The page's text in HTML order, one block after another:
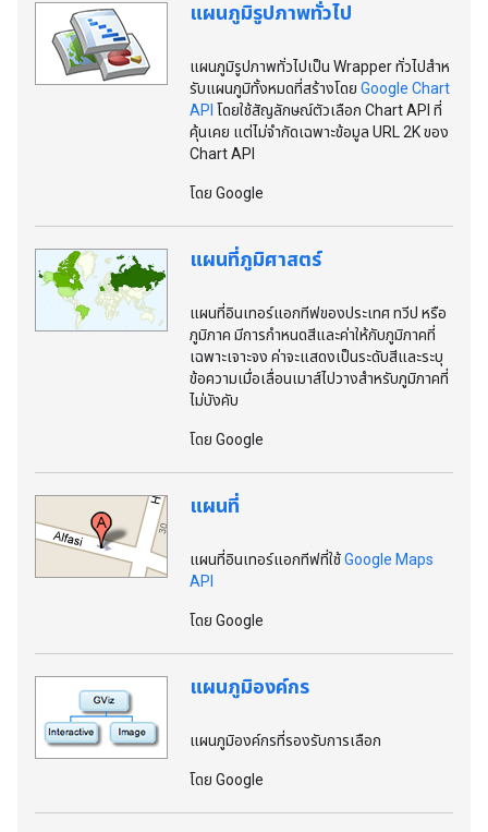
แผนภูมิรูปภาพทั่วไป
แผนภูมิรูปภาพทั่วไปเป็น Wrapper ทั่วไปสําห
รับแผนภูมิทั้งหมดที่สร้างโดย Google Chart
API โดยใช้สัญลักษณ์ตัวเลือก Chart API ที่
คุ้นเคย แต่ไม่จํากัดเฉพาะข้อมูล URL 2K ของ
Chart API
โดย Google
แผนที่ภูมิศาสตร์
แผนที่อินเทอร์แอกทีฟของประเทศ ทวีป หรือ
ภูมิภาค มีการกําหนดสีและค่าให้กับภูมิภาคที่
เฉพาะเจาะจง ค่าจะแสดงเป็นระดับสีและระบุ
ข้อความเมื่อเลื่อนเมาส์ไปวางสําหรับภูมิภาคที่
ไม่บังคับ
โดย Google
แผนที่
แผนที่อินเทอร์แอกทีฟที่ใช้Google Maps
API
โดย Google
แผนภูมิองค์กร
แผนภูมิองค์กรที่รองรับการเลือก
โดย Google